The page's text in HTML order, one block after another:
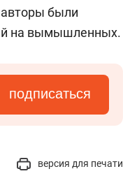
были
на вымышленных.
подписаться
версия для печати